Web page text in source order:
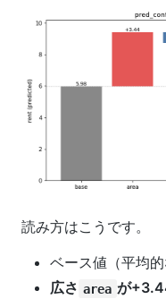
読み方はこうです。
ベース値（平均的
広さ area が